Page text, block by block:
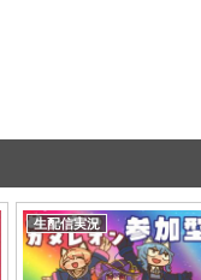
生配信実況